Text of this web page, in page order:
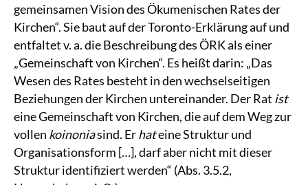
gemeinsamen Vision des Ökumenischen Rates der
Kirchen“. Sie baut auf der Toronto-Erklärung auf und
entfaltet v. a. die Beschreibung des ÖRK als einer
„Gemeinschaft von Kirchen“. Es heißt darin: „Das
Wesen des Rates besteht in den wechselseitigen
Beziehungen der Kirchen untereinander. Der Rat ist
eine Gemeinschaft von Kirchen, die auf dem Weg zur
vollen koinoniasind. Erhateine Struktur und
Organisationsform […], darf aber nicht mit dieser
Struktur identifiziert werden“ (Abs. 3.5.2,